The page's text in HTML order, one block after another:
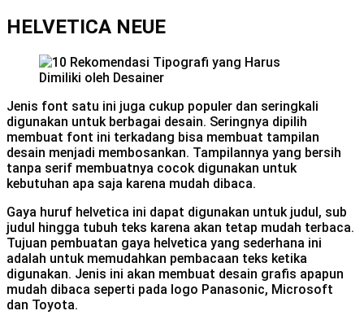
HELVETICA NEUE
Jenis font satu ini juga cukup populer dan seringkali
digunakan untuk berbagai desain. Seringnya dipilih
membuat font ini terkadang bisa membuat tampilan
desain menjadi membosankan. Tampilannya yang bersih
tanpa serif membuatnya cocok digunakan untuk
kebutuhan apa saja karena mudah dibaca.
Gaya huruf helvetica ini dapat digunakan untuk judul, sub
judul hingga tubuh teks karena akan tetap mudah terbaca.
Tujuan pembuatan gaya helvetica yang sederhana ini
adalah untuk memudahkan pembacaan teks ketika
digunakan. Jenis ini akan membuat desain grafis apapun
mudah dibaca seperti pada logo Panasonic, Microsoft
dan Toyota.